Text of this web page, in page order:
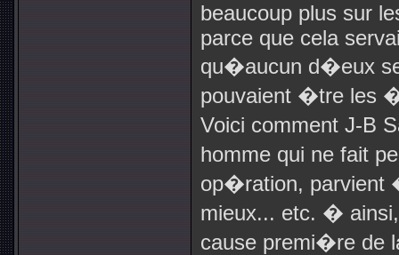
beaucoup plus sur
parce que cela
qu�aucun d�eux
pouvaient �tre les
Voici comment J-B
homme qui ne fait
op�ration,
mieux... etc. �
cause premi�re de